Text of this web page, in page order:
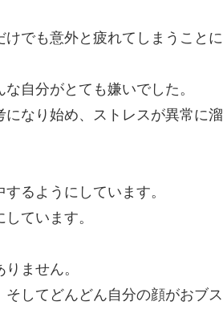
でも意外と疲れてしまうことに
自分がとても嫌いでした。
なり始め、ストレスが異常に溜
るようにしています。
ています。
ません。
してどんどん自分の顔がおブス